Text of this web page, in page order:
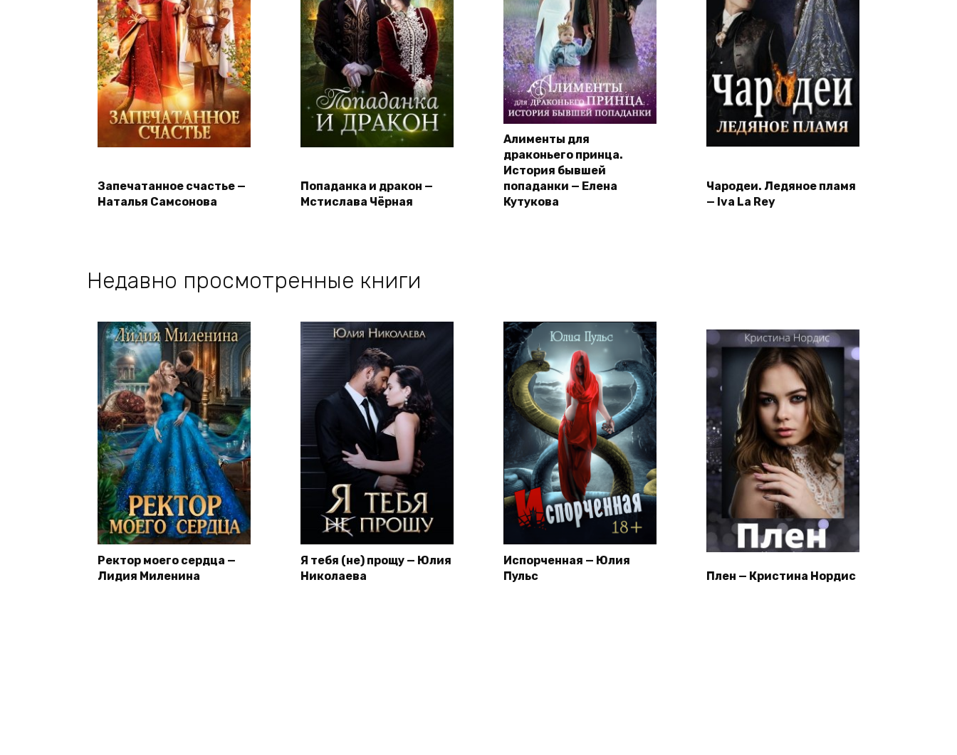
Запечатанное счастье —
Наталья Самсонова
Попаданка и дракон —
Мстислава Чёрная
Алименты для
драконьего принца.
История бывшей
попаданки — Елена
Кутукова
Чародеи. Ледяное пламя
— Iva La Rey
Недавно просмотренные книги
Ректор моего сердца —
Лидия Миленина
Я тебя (не) прощу — Юлия
Николаева
Испорченная — Юлия
Пульс
Плен — Кристина Нордис